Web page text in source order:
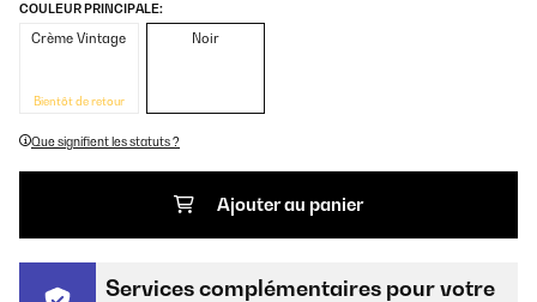
COULEUR PRINCIPALE:
Crème Vintage
Bientôt de retour
Noir
Que signifient les statuts ?
Ajouter au panier
Services complémentaires pour votre